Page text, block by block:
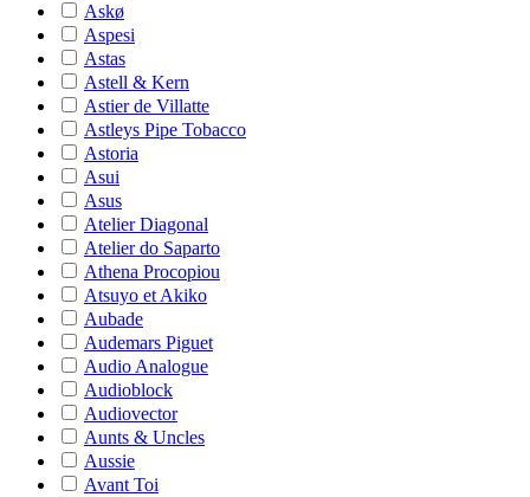
Askø
Aspesi
Astas
Astell & Kern
Astier de Villatte
Astleys Pipe Tobacco
Astoria
Asui
Asus
Atelier Diagonal
Atelier do Saparto
Athena Procopiou
Atsuyo et Akiko
Aubade
Audemars Piguet
Audio Analogue
Audioblock
Audiovector
Aunts & Uncles
Aussie
Avant Toi